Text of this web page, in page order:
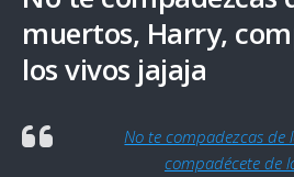
muertos, Harry,
los vivos jajaja
No te compadezcas de
compadécete de